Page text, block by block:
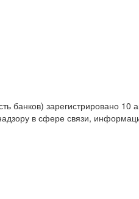
банков) зарегистрировано 10
в сфере связи,